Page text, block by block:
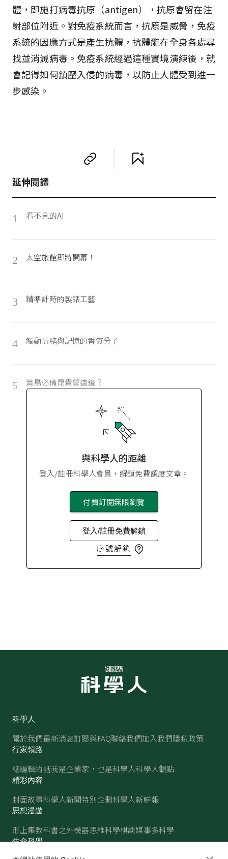
體，即施打病毒抗原（antigen），抗原會留在注
射部位附近。對免疫系統而言，抗原是威脅，免疫
系統的因應方式是產生抗體，抗體能在全身各處尋
找並消滅病毒。免疫系統經過這種實境演練後，就
會記得如何鎮壓入侵的病毒，以防止人體受到進一
步感染。
延伸閱讀
1 看不見的AI
2 太空旅館即將開幕！
3 精準計時的製錶工藝
4 觸動情緒與記憶的香氣分子
5 賞鳥必備昂貴望遠鏡？
與科學人的距離
登入/註冊科學人會員，解鎖免費額度文章。
付費訂閱無限瀏覽
登入/註冊免費解鎖
序號解鎖
科學人
關於我們最新消息訂閱與FAQ聯絡我們加入我們隱私政策
行家領路
總編輯的話我是企業家，也是科學人科學人觀點
精彩內容
封面故事科學人新聞特別企劃科學人新鮮報
思想漫遊
形上集教科書之外機器思維科學棋談媒事多科學
生命科學